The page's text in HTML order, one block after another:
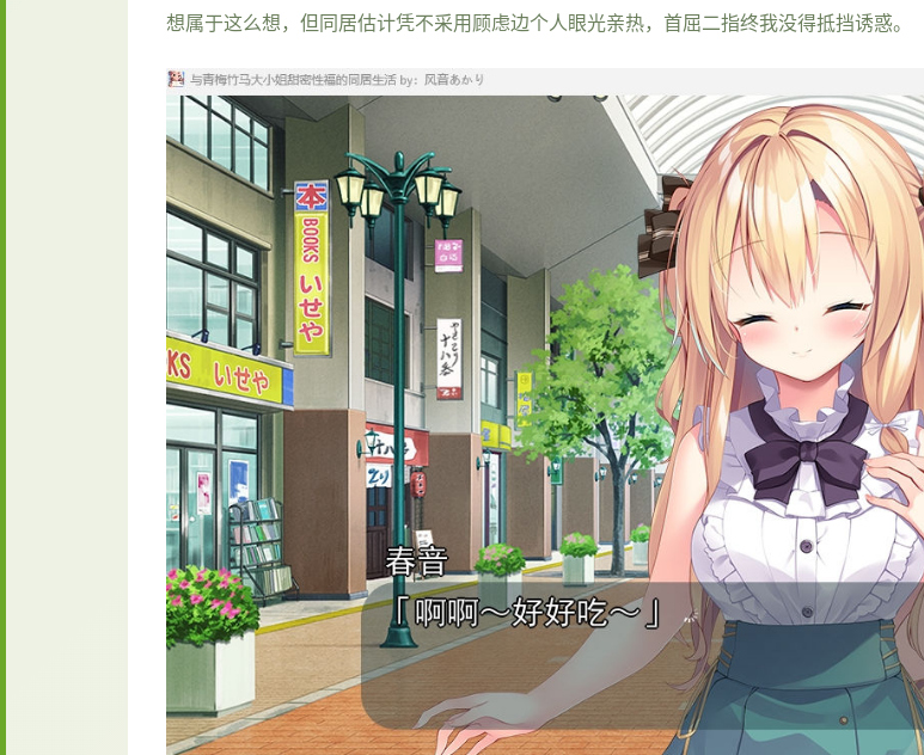
想属于这么想，但同居估计凭不采用顾虑边个人眼光亲热，首屈二指终我没得抵挡诱惑。